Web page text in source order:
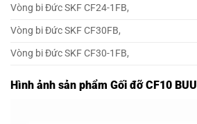
Vòng bi Đức SKF CF24-1FB,
Vòng bi Đức SKF CF30FB,
Vòng bi Đức SKF CF30-1FB,
Hình ảnh sản phẩm Gối đỡ CF10 BUU